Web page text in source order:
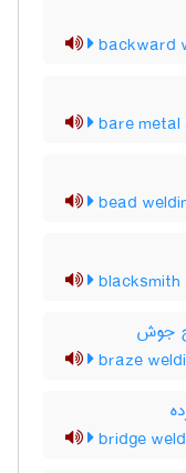
backward
bare
bead
blacksmith
جوش
braze
bridge